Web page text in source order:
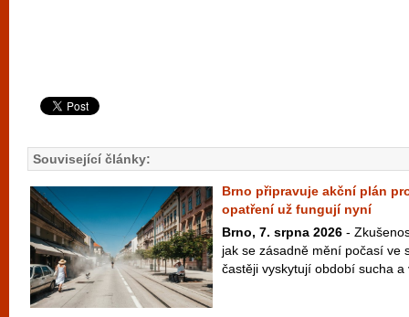
Související články:
Brno připravuje akční plán
opatření už fungují nyní
Brno, 7. srpna 2026 -
jak se zásadně mění počasí ve
častěji vyskytují období sucha a